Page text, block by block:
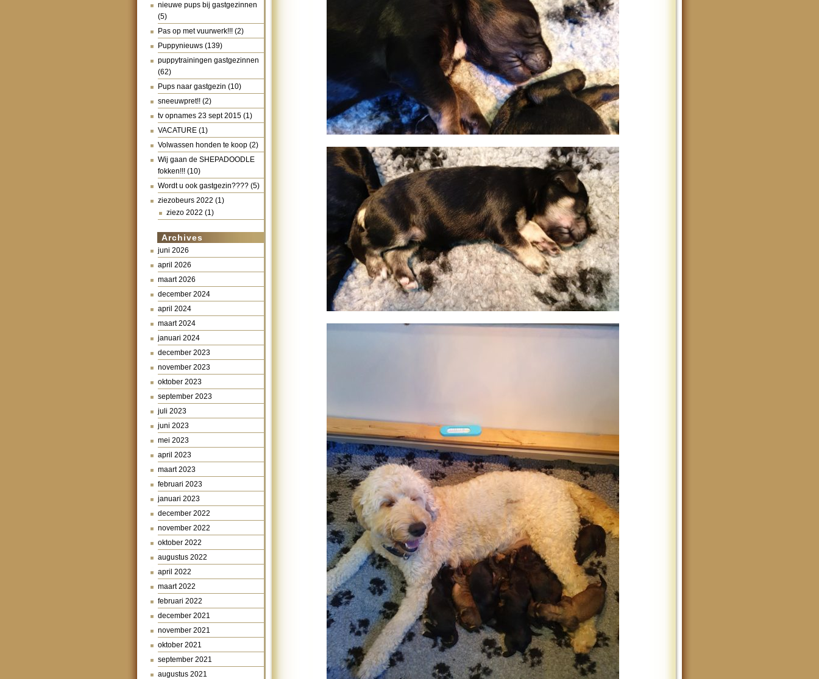
nieuwe pups bij gastgezinnen
(5)
Pas op met vuurwerk!!! (2)
Puppynieuws (139)
puppytrainingen gastgezinnen
(62)
Pups naar gastgezin (10)
sneeuwpret!! (2)
tv opnames 23 sept 2015 (1)
VACATURE (1)
Volwassen honden te koop (2)
Wij gaan de SHEPADOODLE
fokken!!! (10)
Wordt u ook gastgezin???? (5)
ziezobeurs 2022 (1)
ziezo 2022 (1)
Archives
juni 2026
april 2026
maart 2026
december 2024
april 2024
maart 2024
januari 2024
december 2023
november 2023
oktober 2023
september 2023
juli 2023
juni 2023
mei 2023
april 2023
maart 2023
februari 2023
januari 2023
december 2022
november 2022
oktober 2022
augustus 2022
april 2022
maart 2022
februari 2022
december 2021
november 2021
oktober 2021
september 2021
augustus 2021